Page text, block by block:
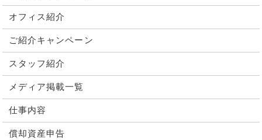
オフィス紹介
ご紹介キャンペーン
スタッフ紹介
メディア掲載一覧
仕事内容
償却資産申告